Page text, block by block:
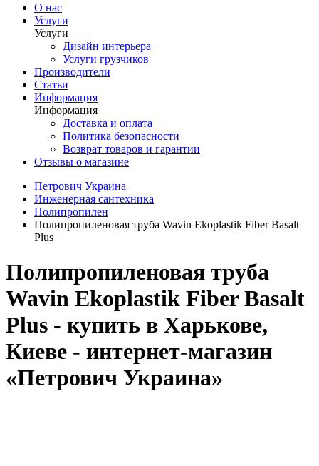
О нас
Услуги
Услуги
Дизайн интерьера
Услуги грузчиков
Производители
Статьи
Информация
Информация
Доставка и оплата
Политика безопасности
Возврат товаров и гарантии
Отзывы о магазине
Петрович Украина
Инженерная сантехника
Полипропилен
Полипропиленовая труба Wavin Ekoplastik Fiber Basalt
Plus
Полипропиленовая труба
Wavin Ekoplastik Fiber Basalt
Plus - купить в Харькове,
Киеве - интернет-магазин
«Петрович Украина»